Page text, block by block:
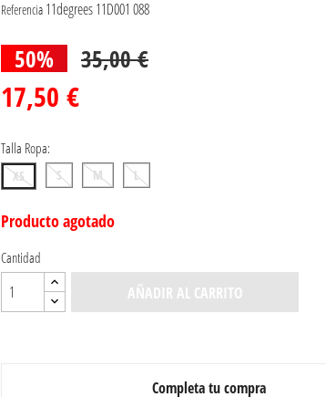
Referencia 11degrees 11D001 088
50% 35,00 €
17,50 €
Talla Ropa:
XS S M L
Producto agotado
Cantidad
AÑADIR AL CARRITO
Completa tu compra